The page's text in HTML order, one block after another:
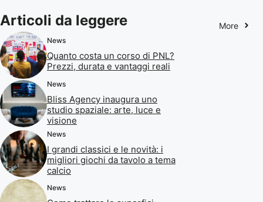
Articoli da leggere More
News
Quanto costa un corso di PNL?
Prezzi, durata e vantaggi reali
News
Bliss Agency inaugura uno
studio spaziale: arte, luce e
visione
News
I grandi classici e le novità: i
migliori giochi da tavolo a tema
calcio
News